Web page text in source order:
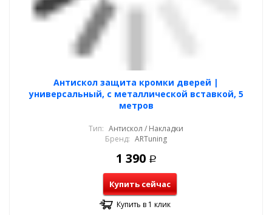
Антискол защита кромки дверей |
универсальный, с металлической вставкой, 5
метров
Тип: Антискол / Накладки
Бренд: ARTuning
1 390 Р
Купить сейчас
Купить в 1 клик